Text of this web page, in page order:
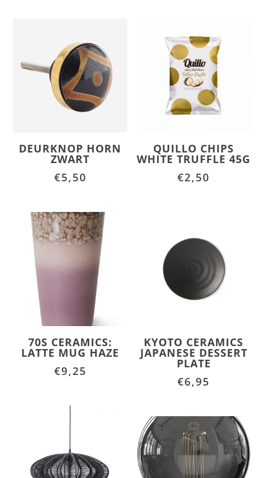
DEURKNOP HORN
ZWART
€5,50
QUILLO CHIPS
WHITE TRUFFLE 45G
€2,50
70S CERAMICS:
LATTE MUG HAZE
€9,25
KYOTO CERAMICS
JAPANESE DESSERT
PLATE
€6,95